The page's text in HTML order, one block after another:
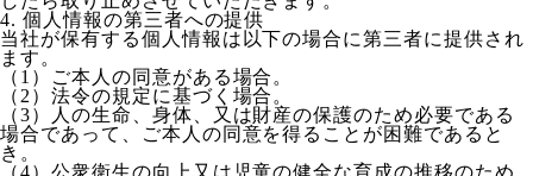
4. 個人情報の第三者への提供
当社が保有する個人情報は以下の場合に第三者に提供され
ます。
（1）ご本人の同意がある場合。
（2）法令の規定に基づく場合。
（3）人の生命、身体、又は財産の保護のため必要である
場合であって、ご本人の同意を得ることが困難であると
き。
（4）公衆衛生の向上又は児童の健全な育成の推移のため